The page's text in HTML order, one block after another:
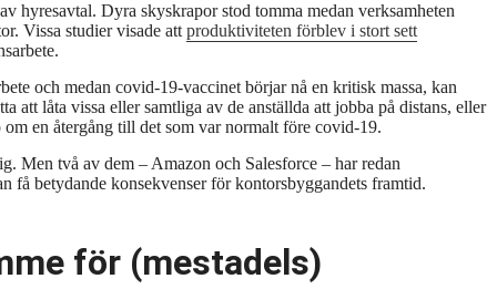
hyresavtal. Dyra skyskrapor stod tomma medan verksamheten
Vissa studier visade att produktiviteten förblev i stort sett
och medan covid-19-vaccinet börjar nå en kritisk massa, kan
att låta vissa eller samtliga av de anställda att jobba på distans, eller
en återgång till det som var normalt före covid-19.
Men två av dem – Amazon och Salesforce – har redan
få betydande konsekvenser för kontorsbyggandets framtid.
för (mestadels)